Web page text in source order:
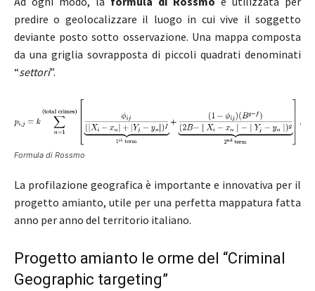
predire o geolocalizzare il luogo in cui vive il soggetto
deviante posto sotto osservazione. Una mappa composta
da una griglia sovrapposta di piccoli quadrati denominati
“settori”.
Formula di Rossmo
La profilazione geografica è importante e innovativa per il
progetto amianto, utile per una perfetta mappatura fatta
anno per anno del territorio italiano.
Progetto amianto le orme del “Criminal
Geographic targeting”